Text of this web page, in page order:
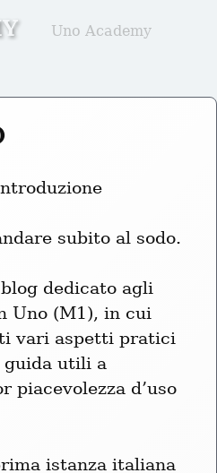
Uno Academy
subito al sodo.
dedicato agli
Uno (M1), in cui
vari aspetti pratici
guida utili a
piacevolezza d’uso
istanza italiana